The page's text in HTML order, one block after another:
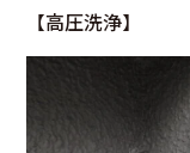
【高圧洗浄】